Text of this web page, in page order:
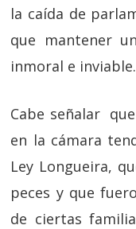
la caída de
que mantener
inmoral e inviable.
Cabe señalar
en la cámara
Ley Longueira,
peces y que
de ciertas